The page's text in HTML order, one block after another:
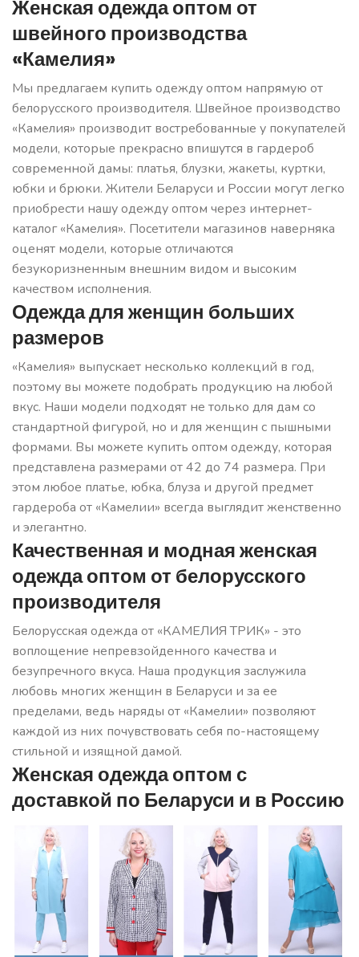
Женская одежда оптом от
швейного производства
«Камелия»
Мы предлагаем купить одежду оптом напрямую от
белорусского производителя. Швейное производство
«Камелия» производит востребованные у покупателей
модели, которые прекрасно впишутся в гардероб
современной дамы: платья, блузки, жакеты, куртки,
юбки и брюки. Жители Беларуси и России могут легко
приобрести нашу одежду оптом через интернет-
каталог «Камелия». Посетители магазинов наверняка
оценят модели, которые отличаются
безукоризненным внешним видом и высоким
качеством исполнения.
Одежда для женщин больших
размеров
«Камелия» выпускает несколько коллекций в год,
поэтому вы можете подобрать продукцию на любой
вкус. Наши модели подходят не только для дам со
стандартной фигурой, но и для женщин с пышными
формами. Вы можете купить оптом одежду, которая
представлена размерами от 42 до 74 размера. При
этом любое платье, юбка, блуза и другой предмет
гардероба от «Камелии» всегда выглядит женственно
и элегантно.
Качественная и модная женская
одежда оптом от белорусского
производителя
Белорусская одежда от «КАМЕЛИЯ ТРИК» - это
воплощение непревзойденного качества и
безупречного вкуса. Наша продукция заслужила
любовь многих женщин в Беларуси и за ее
пределами, ведь наряды от «Камелии» позволяют
каждой из них почувствовать себя по-настоящему
стильной и изящной дамой.
Женская одежда оптом с
доставкой по Беларуси и в Россию